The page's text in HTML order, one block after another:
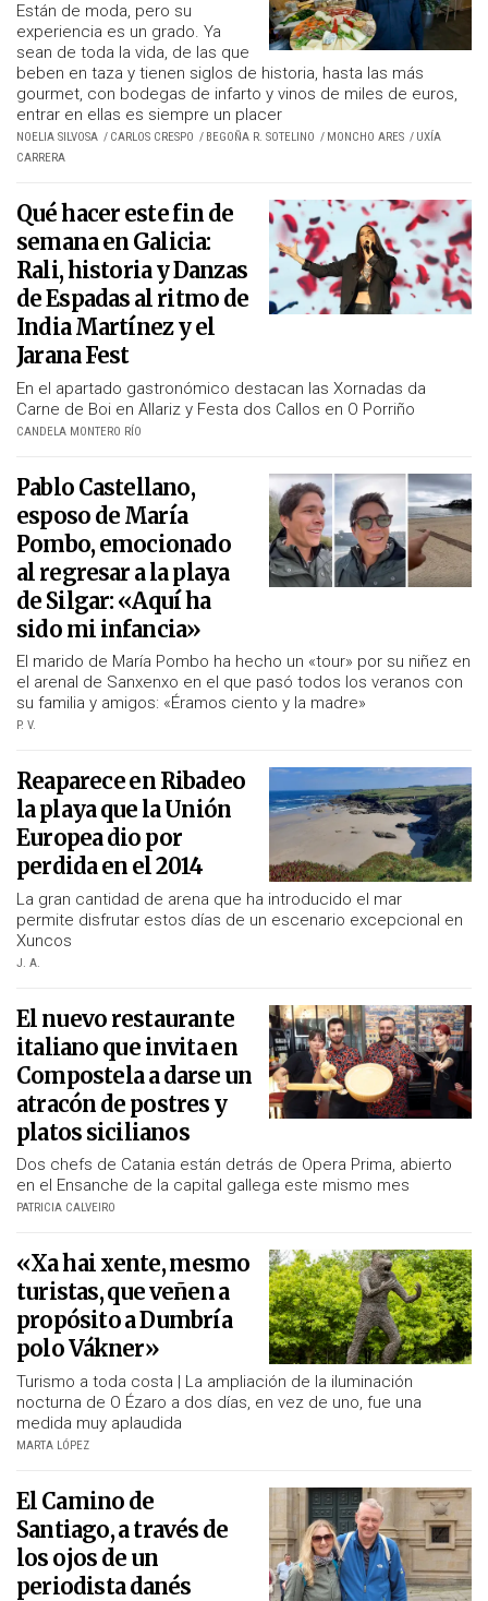
Están de moda, pero su
experiencia es un grado. Ya
sean de toda la vida, de las que
beben en taza y tienen siglos de historia, hasta las más
gourmet, con bodegas de infarto y vinos de miles de euros,
entrar en ellas es siempre un placer
NOELIA SILVOSA CARLOS CRESPO BEGOÑA R. SOTELINO MONCHO ARES
UXÍA
CARRERA
Qué hacer este fin de
semana en Galicia:
Rali, historia y Danzas
de Espadas al ritmo de
India Martínez y el
Jarana Fest
En el apartado gastronómico destacan las Xornadas da
Carne de Boi en Allariz y Festa dos Callos en O Porriño
CANDELA MONTERO RÍO
Pablo Castellano,
esposo de María
Pombo, emocionado
al regresar a la playa
de Silgar: «Aquí ha
sido mi infancia»
El marido de María Pombo ha hecho un «tour» por su niñez en
el arenal de Sanxenxo en el que pasó todos los veranos con
su familia y amigos: «Éramos ciento y la madre»
P. V.
Reaparece en Ribadeo
la playa que la Unión
Europea dio por
perdida en el 2014
La gran cantidad de arena que ha introducido el mar
permite disfrutar estos días de un escenario excepcional en
Xuncos
J. A.
El nuevo restaurante
italiano que invita en
Compostela a darse un
atracón de postres y
platos sicilianos
Dos chefs de Catania están detrás de Opera Prima, abierto
en el Ensanche de la capital gallega este mismo mes
PATRICIA CALVEIRO
«Xa hai xente, mesmo
turistas, que veñen a
propósito a Dumbría
polo Vákner»
Turismo a toda costa | La ampliación de la iluminación
nocturna de O Ézaro a dos días, en vez de uno, fue una
medida muy aplaudida
MARTA LÓPEZ
El Camino de
Santiago, a través de
los ojos de un
periodista danés